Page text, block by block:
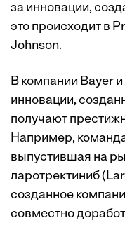
за инновации,
это происходит в
Johnson.
В компании Bayer
инновации,
получают
Например,
выпустившая на
ларотректиниб
созданное
совместно